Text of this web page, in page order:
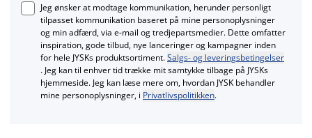
Jeg ønsker at modtage kommunikation, herunder personligt
tilpasset kommunikation baseret på mine personoplysninger
og min adfærd, via e‑mail og tredjepartsmedier. Dette omfatter
inspiration, gode tilbud, nye lanceringer og kampagner inden
for hele JYSKs produktsortiment.Salgs- og leveringsbetingelser
. Jeg kan til enhver tid trække mit samtykke tilbage på JYSKs
hjemmeside. Jeg kan læse mere om, hvordan JYSK behandler
mine personoplysninger, i Privatlivspolitikken.